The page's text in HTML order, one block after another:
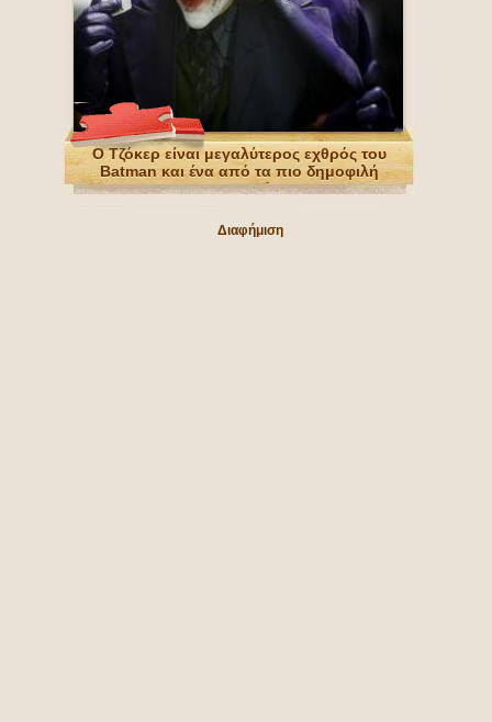
Ο Τζόκερ είναι μεγαλύτερος εχθρός του
Batman και ένα από τα πιο δημοφιλή
κακοποιών
Διαφήμιση